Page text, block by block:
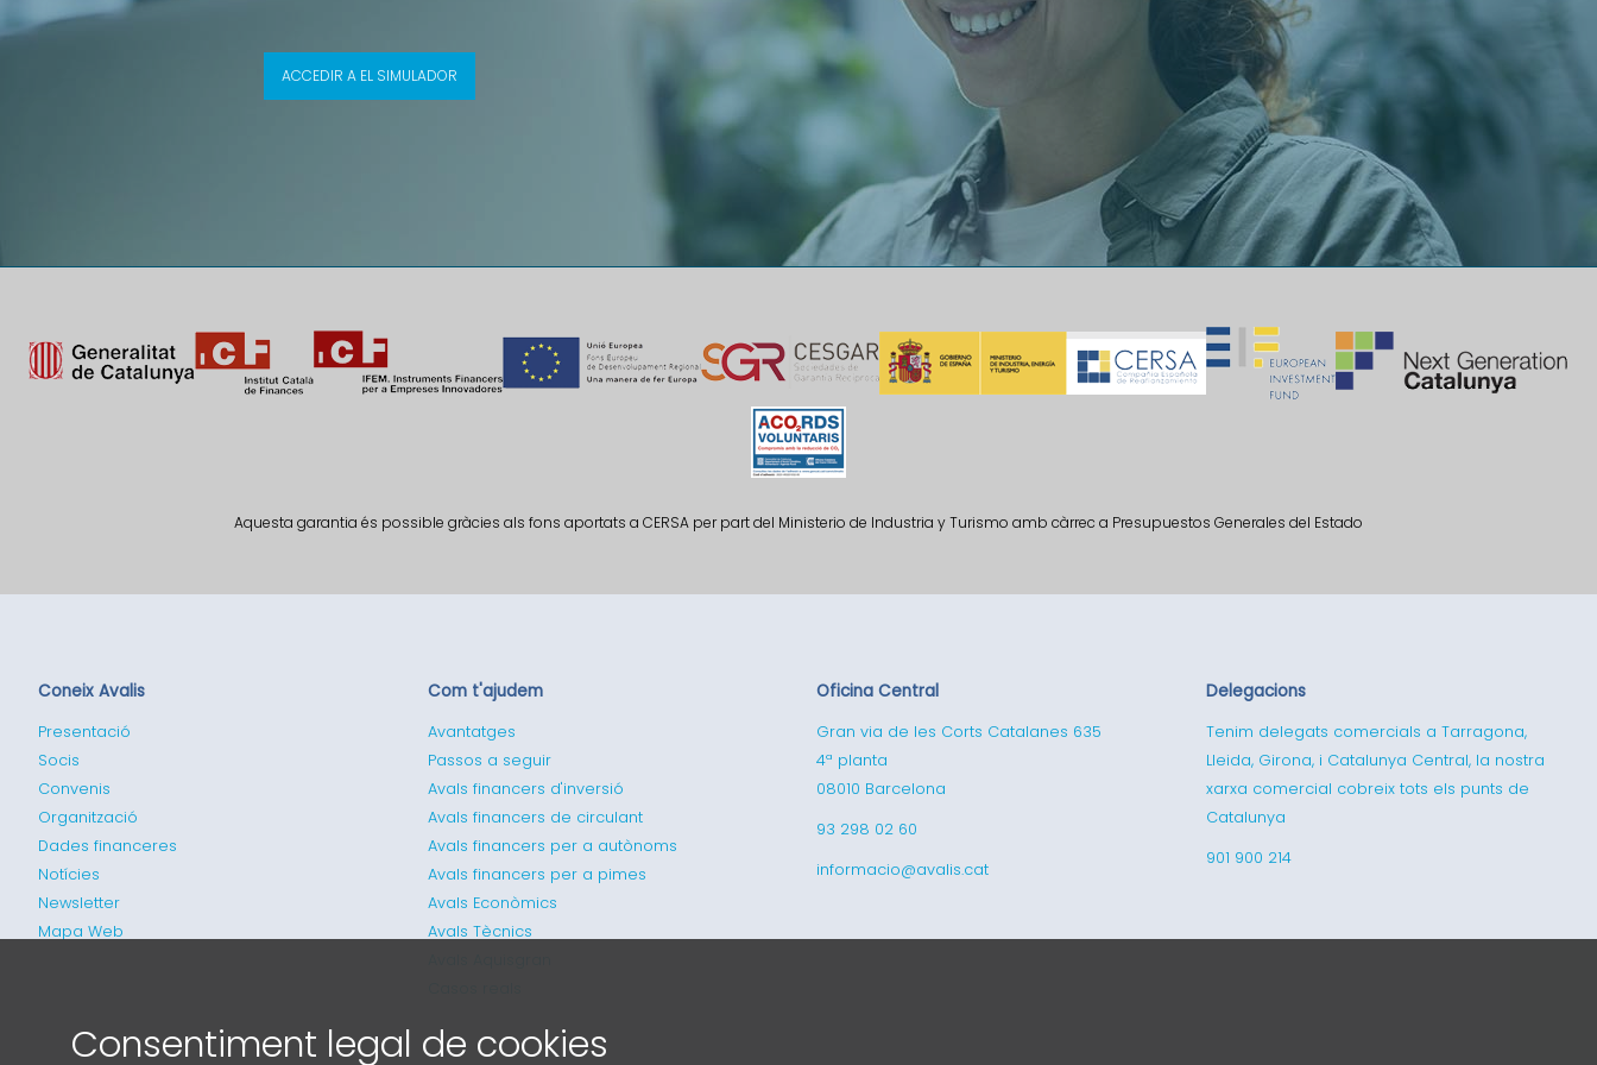
ACCEDIR A EL SIMULADOR
Aquesta garantia és possible gràcies als fons aportats a CERSA per part del Ministerio de Industria y Turismo amb càrrec a Presupuestos Generales del Estado
Coneix Avalis
Presentació
Socis
Convenis
Organització
Dades financeres
Notícies
Newsletter
Mapa Web
Com t'ajudem
Avantatges
Passos a seguir
Avals financers d'inversió
Avals financers de circulant
Avals financers per a autònoms
Avals financers per a pimes
Avals Econòmics
Avals Tècnics
Oficina Central
Gran via de les Corts Catalanes 635
4ª planta
08010 Barcelona
93 298 02 60
informacio@avalis.cat
Delegacions
Tenim delegats comercials a Tarragona,
Lleida, Girona, i Catalunya Central, la nostra
xarxa comercial cobreix tots els punts de
Catalunya
901 900 214
Consentiment legal de cookies